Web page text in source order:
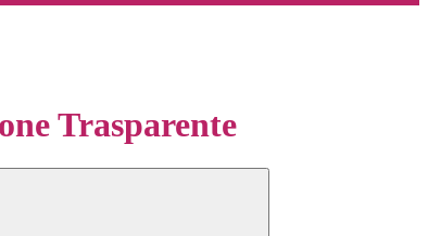
Trasparente